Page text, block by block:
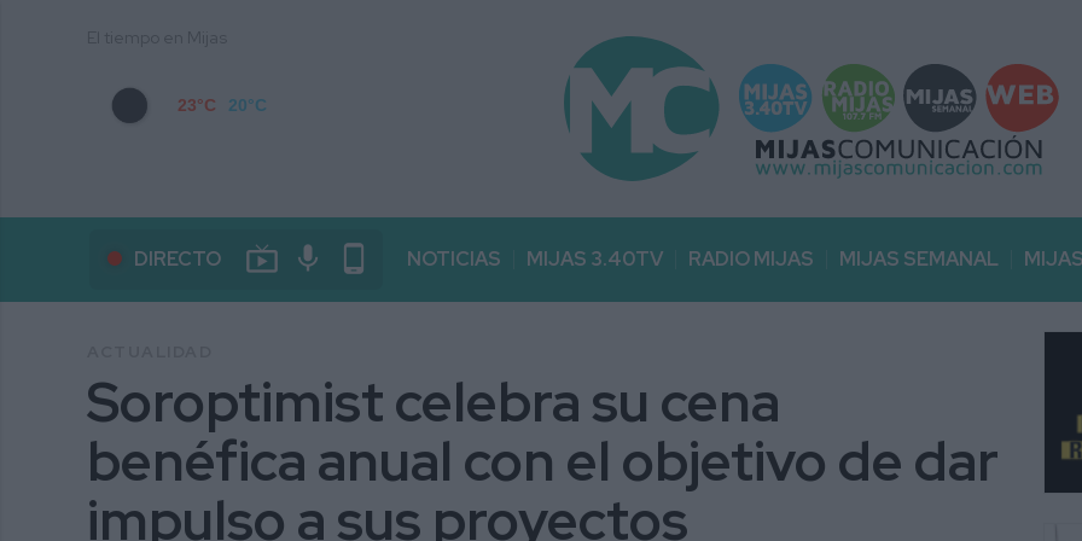
23°C 20°C
DIRECTO live_tv mic phone_android NOTICIAS MIJAS 3.40TV RADIO MIJAS MIJAS SEMANAL
Soroptimist celebra su cena
benéfica anual con el objetivo de dar
impulso a sus proyectos